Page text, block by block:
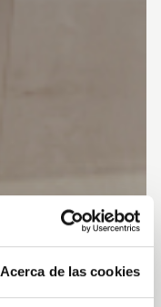
Acerca de las cookies